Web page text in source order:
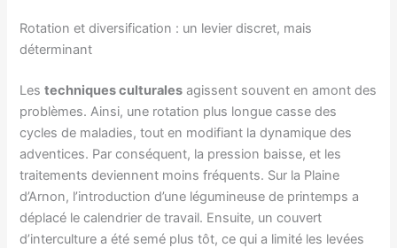
Rotation et diversification : un levier discret, mais
déterminant
Lestechniques culturales agissent souvent en amont des
problèmes. Ainsi, une rotation plus longue casse des
cycles de maladies, tout en modifiant la dynamique des
adventices. Par conséquent, la pression baisse, et les
traitements deviennent moins fréquents. Sur la Plaine
d’Arnon, l’introduction d’une légumineuse de printemps a
déplacé le calendrier de travail. Ensuite, un couvert
d’interculture a été semé plus tôt, ce qui a limité les levées